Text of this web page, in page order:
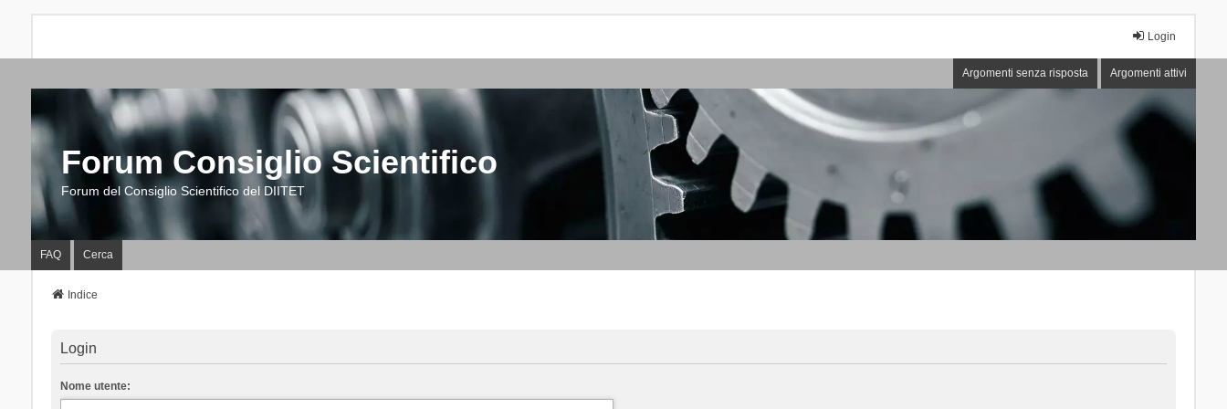
Login
Argomenti senza risposta Argomenti attivi
Forum Consiglio Scientifico
Forum del Consiglio Scientifico del DIITET
FAQ Cerca
Indice
Login
Nome utente: